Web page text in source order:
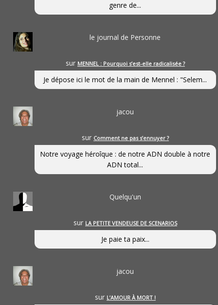
genre de...
le journal de Personne
sur MENNEL : Pourquoi s’est-elle radicalisée ?
Je dépose ici le mot de la main de Mennel : "Selem...
jacou
sur Comment ne pas s’ennuyer ?
Notre voyage héroîque : de notre ADN double à notre
ADN total...
Quelqu'un
sur LA PETITE VENDEUSE DE SCENARIOS
Je paie ta paix...
jacou
sur L’AMOUR À MORT !